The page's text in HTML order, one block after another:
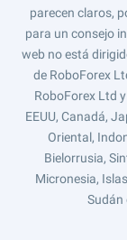
parecen claros,
para un consejo
web no está
de RoboForex
RoboForex Ltd
EEUU, Canadá,
Oriental,
Bielorrusia,
Micronesia,
Sudán